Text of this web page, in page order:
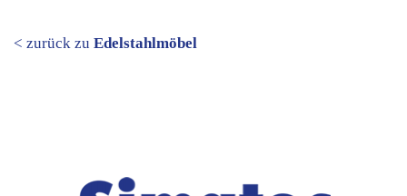
< zurück zu Edelstahlmöbel